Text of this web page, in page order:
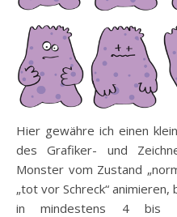
Hier gewähre ich einen kleinen Einblick hinter die Kulissen
des Grafiker- und
Monster vom Zustand
„tot vor Schreck“
in mindestens 4 bis